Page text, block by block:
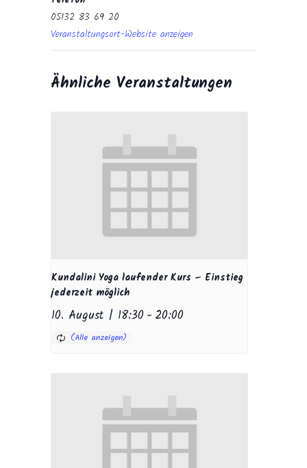
05132 83 69 20
Veranstaltungsort-Website anzeigen
Ähnliche Veranstaltungen
Kundalini Yoga laufender Kurs – Einstieg
jederzeit möglich
10. August | 18:30 -20:00